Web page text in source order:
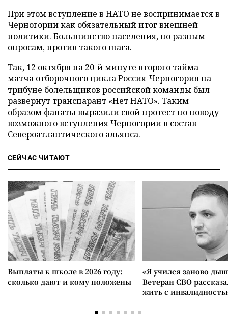
При этом вступление в НАТО не воспринимается в
Черногории как обязательный итог внешней
политики. Большинство населения, по разным
опросам,против такого шага.
Так, 12 октября на 20-й минуте второго тайма
матча отборочного цикла Россия-Черногория на
трибуне болельщиков российской команды был
развернут транспарант «Нет НАТО». Таким
образом фанатывыразили свой протестпо поводу
возможного вступления Черногории в состав
Североатлантического альянса.
СЕЙЧАС ЧИТАЮТ
Выплаты к школе в 2026 году:
сколько дают и кому положены
«Я учился заново
Ветеран СВО
жить с